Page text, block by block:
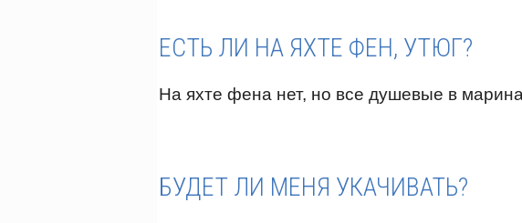
ЕСТЬ ЛИ НА ЯХТЕ ФЕН, УТЮГ?
На яхте фена нет, но все душевые в
БУДЕТ ЛИ МЕНЯ УКАЧИВАТЬ?